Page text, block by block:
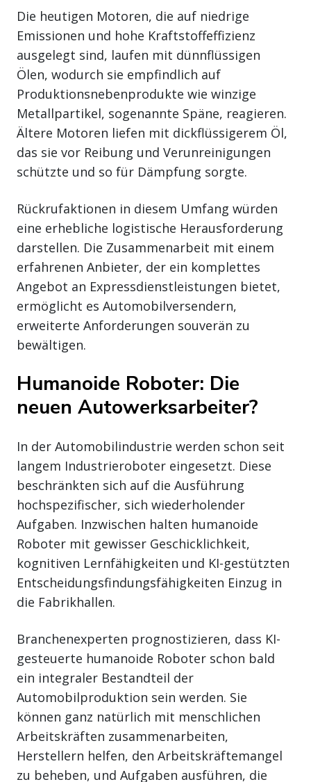
Die heutigen Motoren, die auf niedrige
Emissionen und hohe Kraftstoffeffizienz
ausgelegt sind, laufen mit dünnflüssigen
Ölen, wodurch sie empfindlich auf
Produktionsnebenprodukte wie winzige
Metallpartikel, sogenannte Späne, reagieren.
Ältere Motoren liefen mit dickflüssigerem Öl,
das sie vor Reibung und Verunreinigungen
schützte und so für Dämpfung sorgte.
Rückrufaktionen in diesem Umfang würden
eine erhebliche logistische Herausforderung
darstellen. Die Zusammenarbeit mit einem
erfahrenen Anbieter, der ein komplettes
Angebot an Expressdienstleistungen bietet,
ermöglicht es Automobilversendern,
erweiterte Anforderungen souverän zu
bewältigen.
Humanoide Roboter: Die
neuen Autowerksarbeiter?
In der Automobilindustrie werden schon seit
langem Industrieroboter eingesetzt. Diese
beschränkten sich auf die Ausführung
hochspezifischer, sich wiederholender
Aufgaben. Inzwischen halten humanoide
Roboter mit gewisser Geschicklichkeit,
kognitiven Lernfähigkeiten und KI-gestützten
Entscheidungsfindungsfähigkeiten Einzug in
die Fabrikhallen.
Branchenexperten prognostizieren, dass KI-
gesteuerte humanoide Roboter schon bald
ein integraler Bestandteil der
Automobilproduktion sein werden. Sie
können ganz natürlich mit menschlichen
Arbeitskräften zusammenarbeiten,
Herstellern helfen, den Arbeitskräftemangel
zu beheben, und Aufgaben ausführen, die